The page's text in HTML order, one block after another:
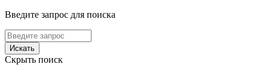
Введите запрос для поиска
Скрыть поиск